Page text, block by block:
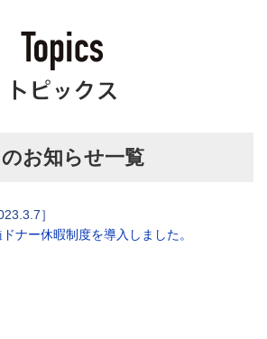
お知らせ一覧
ナー休暇制度を導入しました。